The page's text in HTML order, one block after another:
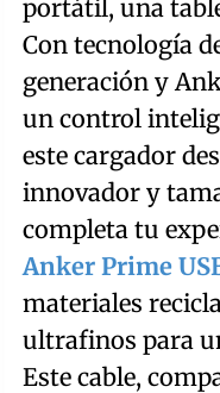
portátil, una
Con tecnología
generación y
un control
este cargador
innovador y
completa tu
Anker Prime
materiales
ultrafinos para
Este cable,